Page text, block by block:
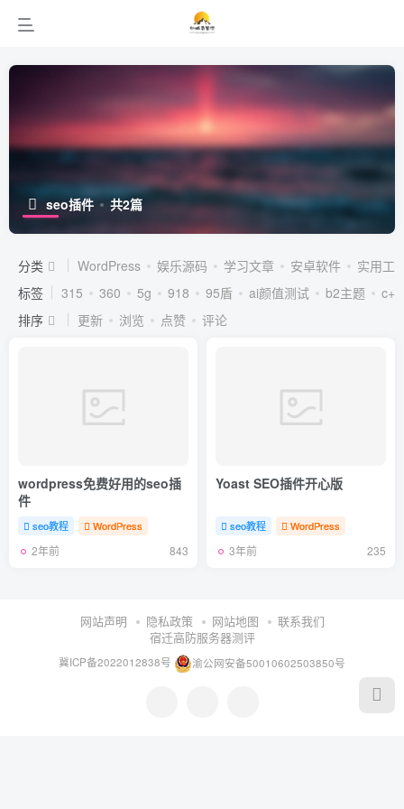
seo插件 共2篇
分类 WordPress 娱乐源码 学习文章 安卓软件
实用工
标签
315 360 5g 918 95盾 ai颜值测试 b2主题
c++
排序
更新 浏览 点赞 评论
wordpress免费好用的seo插
件
seo教程 WordPress
2年前 843
Yoast SEO插件开心版
seo教程 WordPress
3年前 235
网站声明 隐私政策 网站地图
联系我们
宿迁高防服务器测评
冀ICP备2022012838号 渝公网安备50010602503850号